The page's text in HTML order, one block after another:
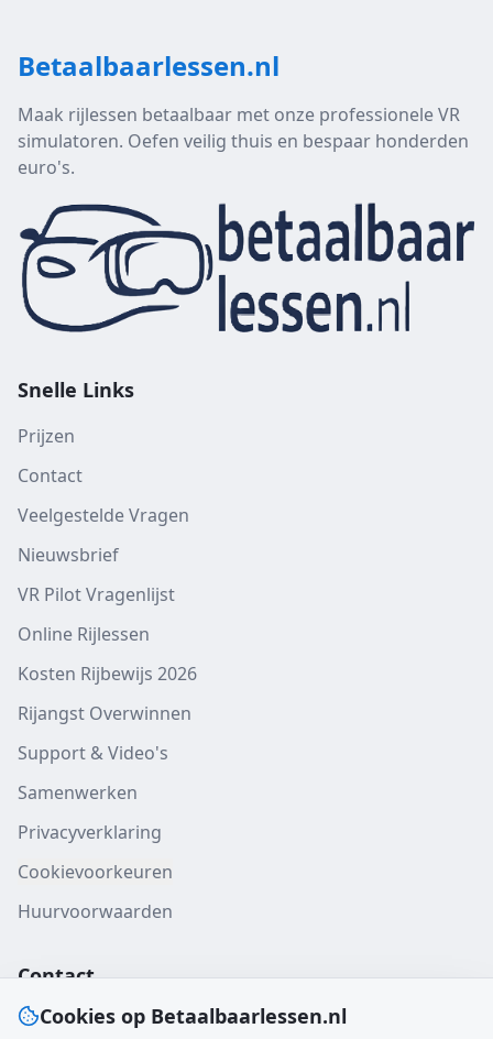
Cookies op Betaalbaarlessen.nl
Betaalbaarlessen.nl
Maak rijlessen betaalbaar met onze professionele VR
simulatoren. Oefen veilig thuis en bespaar honderden
euro's.
Snelle Links
Prijzen
Contact
Veelgestelde Vragen
Nieuwsbrief
VR Pilot Vragenlijst
Online Rijlessen
Kosten Rijbewijs 2026
Rijangst Overwinnen
Support & Video's
Samenwerken
Privacyverklaring
Cookievoorkeuren
Huurvoorwaarden
Contact
Gratis verzending